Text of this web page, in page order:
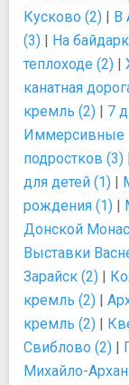
Кусково (2) | В
(3) | На
теплоходе (2) |
канатная
кремль (2) | 7
Иммерсивные
подростков (3) |
для детей (1) |
рождения (1) |
Донской
Выставки
Зарайск (2) |
кремль (2) |
кремль (2) |
Свиблово (2) |
Михайло-